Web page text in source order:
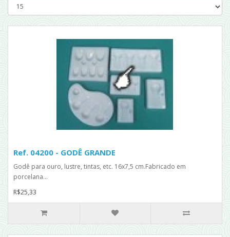
Ref. 04200 - GODÊ GRANDE
Godê para ouro, lustre, tintas, etc. 16x7,5 cm.Fabricado em
porcelana...
R$25,33